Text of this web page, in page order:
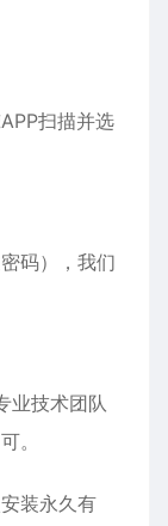
扫描并选
码），我们
业技术团队
。
装永久有